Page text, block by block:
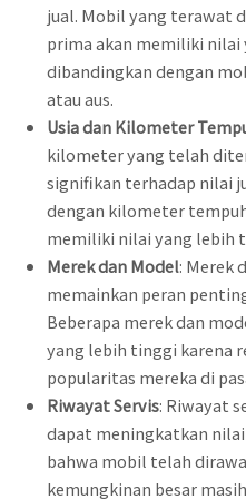
jual. Mobil yang terawat
prima akan memiliki
dibandingkan dengan
atau aus.
Usia dan Kilometer
kilometer yang telah
signifikan terhadap nilai
dengan kilometer
memiliki nilai yang lebih
Merek dan Model: Merek
memainkan peran
Beberapa merek dan
yang lebih tinggi karena
popularitas mereka di
Riwayat Servis: Riwayat
dapat meningkatkan
bahwa mobil telah
kemungkinan besar